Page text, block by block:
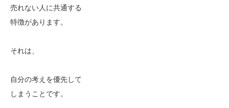
売れない人に共通する
特徴があります。
それは、
自分の考えを優先して
しまうことです。